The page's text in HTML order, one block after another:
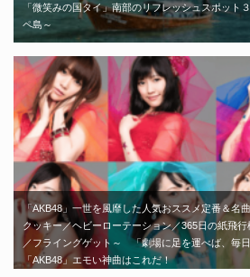
「微笑みの国タイ」南部のリフレッシュスポッ
ペ島～
「AKB48」一世を風靡した人気おススメ定番＆
クッキー／ヘビーローテーション／365日の紙飛
／フライングゲット～ 「劇場に足を運べば、毎
「AKB48」エモい神曲はこれだ！